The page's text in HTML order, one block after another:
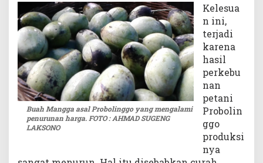
Buah Mangga asal Probolinggo yang mengalami
penurunan harga. FOTO : AHMAD SUGENG
LAKSONO
Kelesua
n ini,
terjadi
karena
hasil
perkebu
nan
petani
Probolin
ggo
produksi
nya